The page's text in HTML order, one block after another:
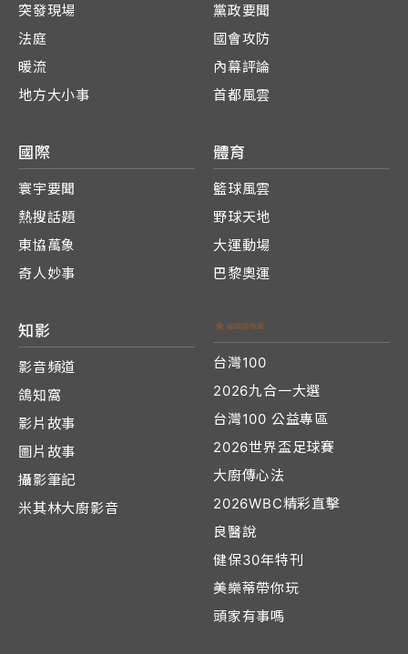
突發現場
法庭
暖流
地方大小事
黨政要聞
國會攻防
內幕評論
首都風雲
國際
寰宇要聞
熱搜話題
東協萬象
奇人妙事
體育
籃球風雲
野球天地
大運動場
巴黎奧運
知影
影音頻道
鴿知窩
影片故事
圖片故事
攝影筆記
米其林大廚影音
台灣100
2026九合一大選
台灣100 公益專區
2026世界盃足球賽
大廚傳心法
2026WBC精彩直擊
良醫說
健保30年特刊
美樂蒂帶你玩
頭家有事嗎